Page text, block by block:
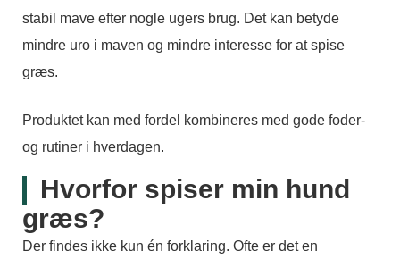
stabil mave efter nogle ugers brug. Det kan betyde
mindre uro i maven og mindre interesse for at spise
græs.
Produktet kan med fordel kombineres med gode foder-
og rutiner i hverdagen.
Hvorfor spiser min hund
græs?
Der findes ikke kun én forklaring. Ofte er det en